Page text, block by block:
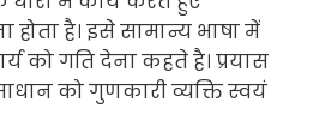
है। इसे सामान्य भाषा में
को गति देना कहते है। प्रयास
को गुणकारी व्यक्ति स्वयं